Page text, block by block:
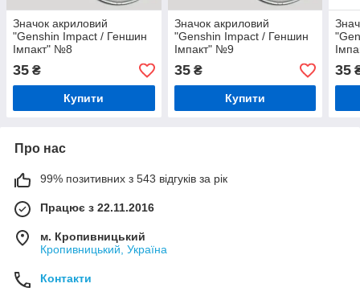
Значок акриловий
"Genshin Impact / Геншин
Імпакт" №8
35 ₴
Купити
Значок акриловий
"Genshin Impact / Геншин
Імпакт" №9
35₴
Купити
35
Про нас
99% позитивних з 543 відгуків за рік
Працює з 22.11.2016
м. Кропивницький
Кропивницький, Україна
Контакти